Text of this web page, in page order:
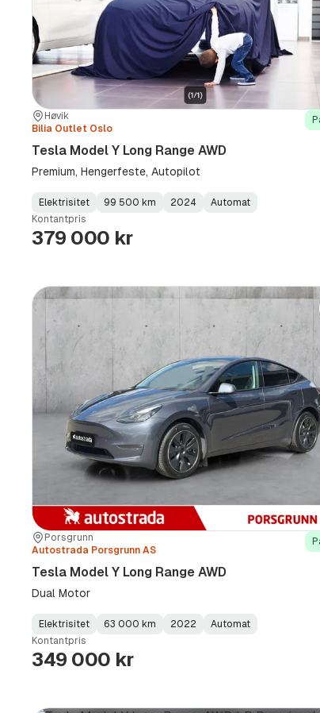
Sted:
Høvik
Forhandler:
Bilia Outlet Oslo
Tesla Model Y Long Range AWD
Premium, Hengerfeste, Autopilot
Fuel
Type:
Elektrisitet
Kilometerstand:
99 500 km
Model
Year:
2024
Gearbox
Type:
Automat
Kontantpris
379 000 kr
Sted:Porsgrunn
Forhandler:
Autostrada Porsgrunn AS
Tesla Model Y Long Range AWD
Dual Motor
Fuel
Type:
Elektrisitet
Kilometerstand:
63 000 km
Model
Year:
2022
Gearbox
Type:
Automat
Kontantpris
349 000 kr